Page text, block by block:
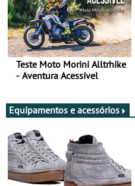
Teste Moto Morini Alltrhike
- Aventura Acessível
Equipamentos e acessórios